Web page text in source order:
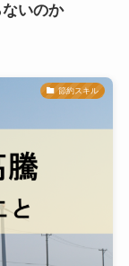
いのか
節約スキル